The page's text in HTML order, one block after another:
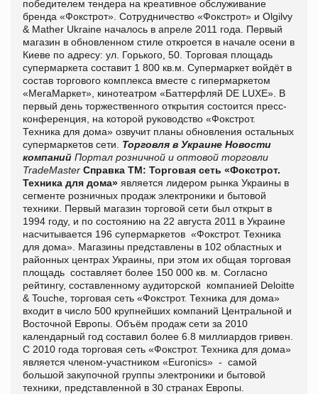
победителем тендера на креативное обслуживание
бренда «Фокстрот». Сотрудничество «Фокстрот» и Olgilvy
& Mather Ukraine началось в апреле 2011 года. Первый
магазин в обновленном стиле откроется в начале осени в
Киеве по адресу: ул. Горького, 50. Торговая площадь
супермаркета составит 1 800 кв.м. Супермаркет войдёт в
состав торгового комплекса вместе с гипермаркетом
«МегаМаркет», кинотеатром «Баттерфляй DE LUXE». В
первый день торжественного открытия состоится пресс-
конференция, на которой руководство «Фокстрот.
Техника для дома» озвучит планы обновления остальных
супермаркетов сети. Торговля в Украине Новости
компаний Портал розничной и оптовой торговли
TradeMaster Справка ТМ: Торговая сеть «Фокстрот.
Техника для дома» является лидером рынка Украины в
сегменте розничных продаж электроники и бытовой
техники. Первый магазин торговой сети был открыт в
1994 году, и по состоянию на 22 августа 2011 в Украине
насчитывается 196 супермаркетов «Фокстрот. Техника
для дома». Магазины представлены в 102 областных и
районных центрах Украины, при этом их общая торговая
площадь составляет более 150 000 кв. м. Согласно
рейтингу, составленному аудиторской компанией Deloitte
& Touche , торговая сеть «Фокстрот. Техника для дома»
входит в число 500 крупнейших компаний Центральной и
Восточной Европы. Объём продаж сети за 2010
календарный год составил более 6.8 миллиардов гривен.
С 2010 года торговая сеть «Фокстрот. Техника для дома»
является членом-участником «Euronics» - самой
большой закупочной группы электроники и бытовой
техники, представленной в 30 странах Европы.